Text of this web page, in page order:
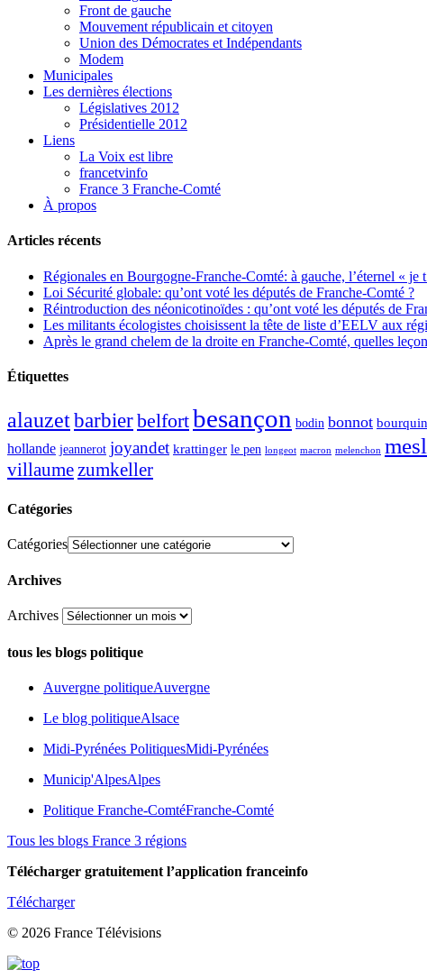
Front de gauche
Mouvement républicain et citoyen
Union des Démocrates et Indépendants
Modem
Municipales
Les dernières élections
Législatives 2012
Présidentielle 2012
Liens
La Voix est libre
francetvinfo
France 3 Franche-Comté
À propos
Articles récents
Régionales en Bourgogne-Franche-Comté: à gauche, l’éternel « je
Loi Sécurité globale: qu’ont voté les députés de Franche-Comté ?
Réintroduction des néonicotinoïdes : qu’ont voté les députés de
Les militants écologistes choisissent la tête de liste d’EELV aux
Après le grand chelem de la droite en Franche-Comté, quelles
Étiquettes
alauzetbarbierbelfortbesançon bodin bonnot bourquin
hollande jeannerot joyandet krattinger le pen longeot macron melenchon
villaumezumkeller
Catégories
Catégories
Archives
Archives
tous les blogs politique
Auvergne politiqueAuvergne
Le blog politiqueAlsace
Midi-Pyrénées PolitiquesMidi-Pyrénées
Municip'AlpesAlpes
Politique Franche-ComtéFranche-Comté
Tous les blogs France 3 régions
Télécharger gratuitement l’application franceinfo
Télécharger
© 2026 France Télévisions